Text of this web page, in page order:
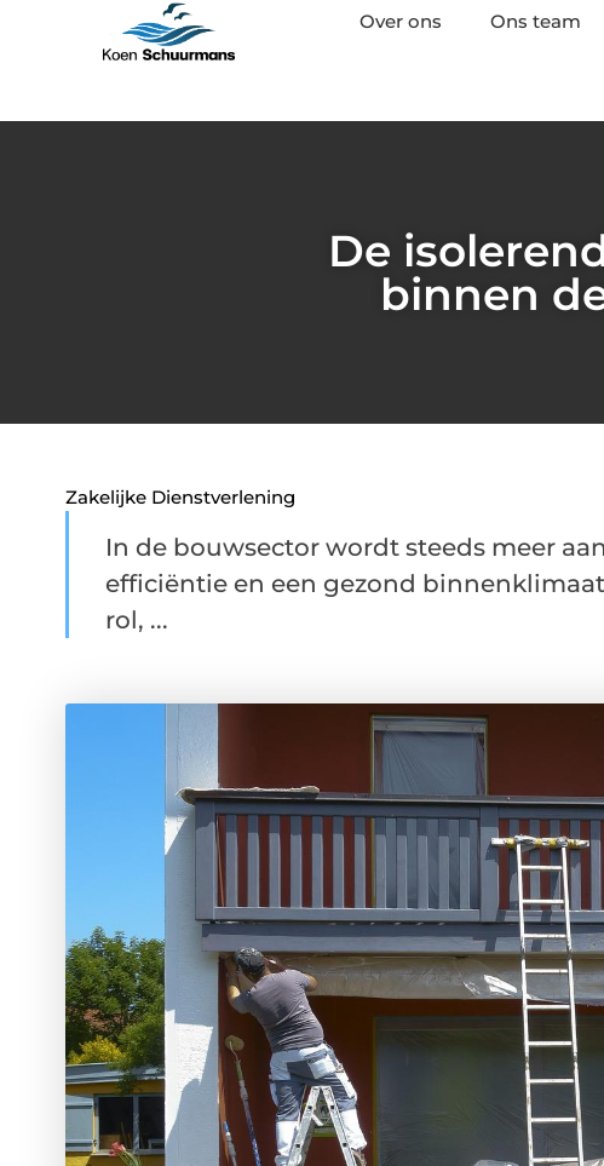
Over ons Ons team
De
binnen
Zakelijke Dienstverlening
In de bouwsector wordt steeds meer
efficiëntie en een gezond
rol, ...